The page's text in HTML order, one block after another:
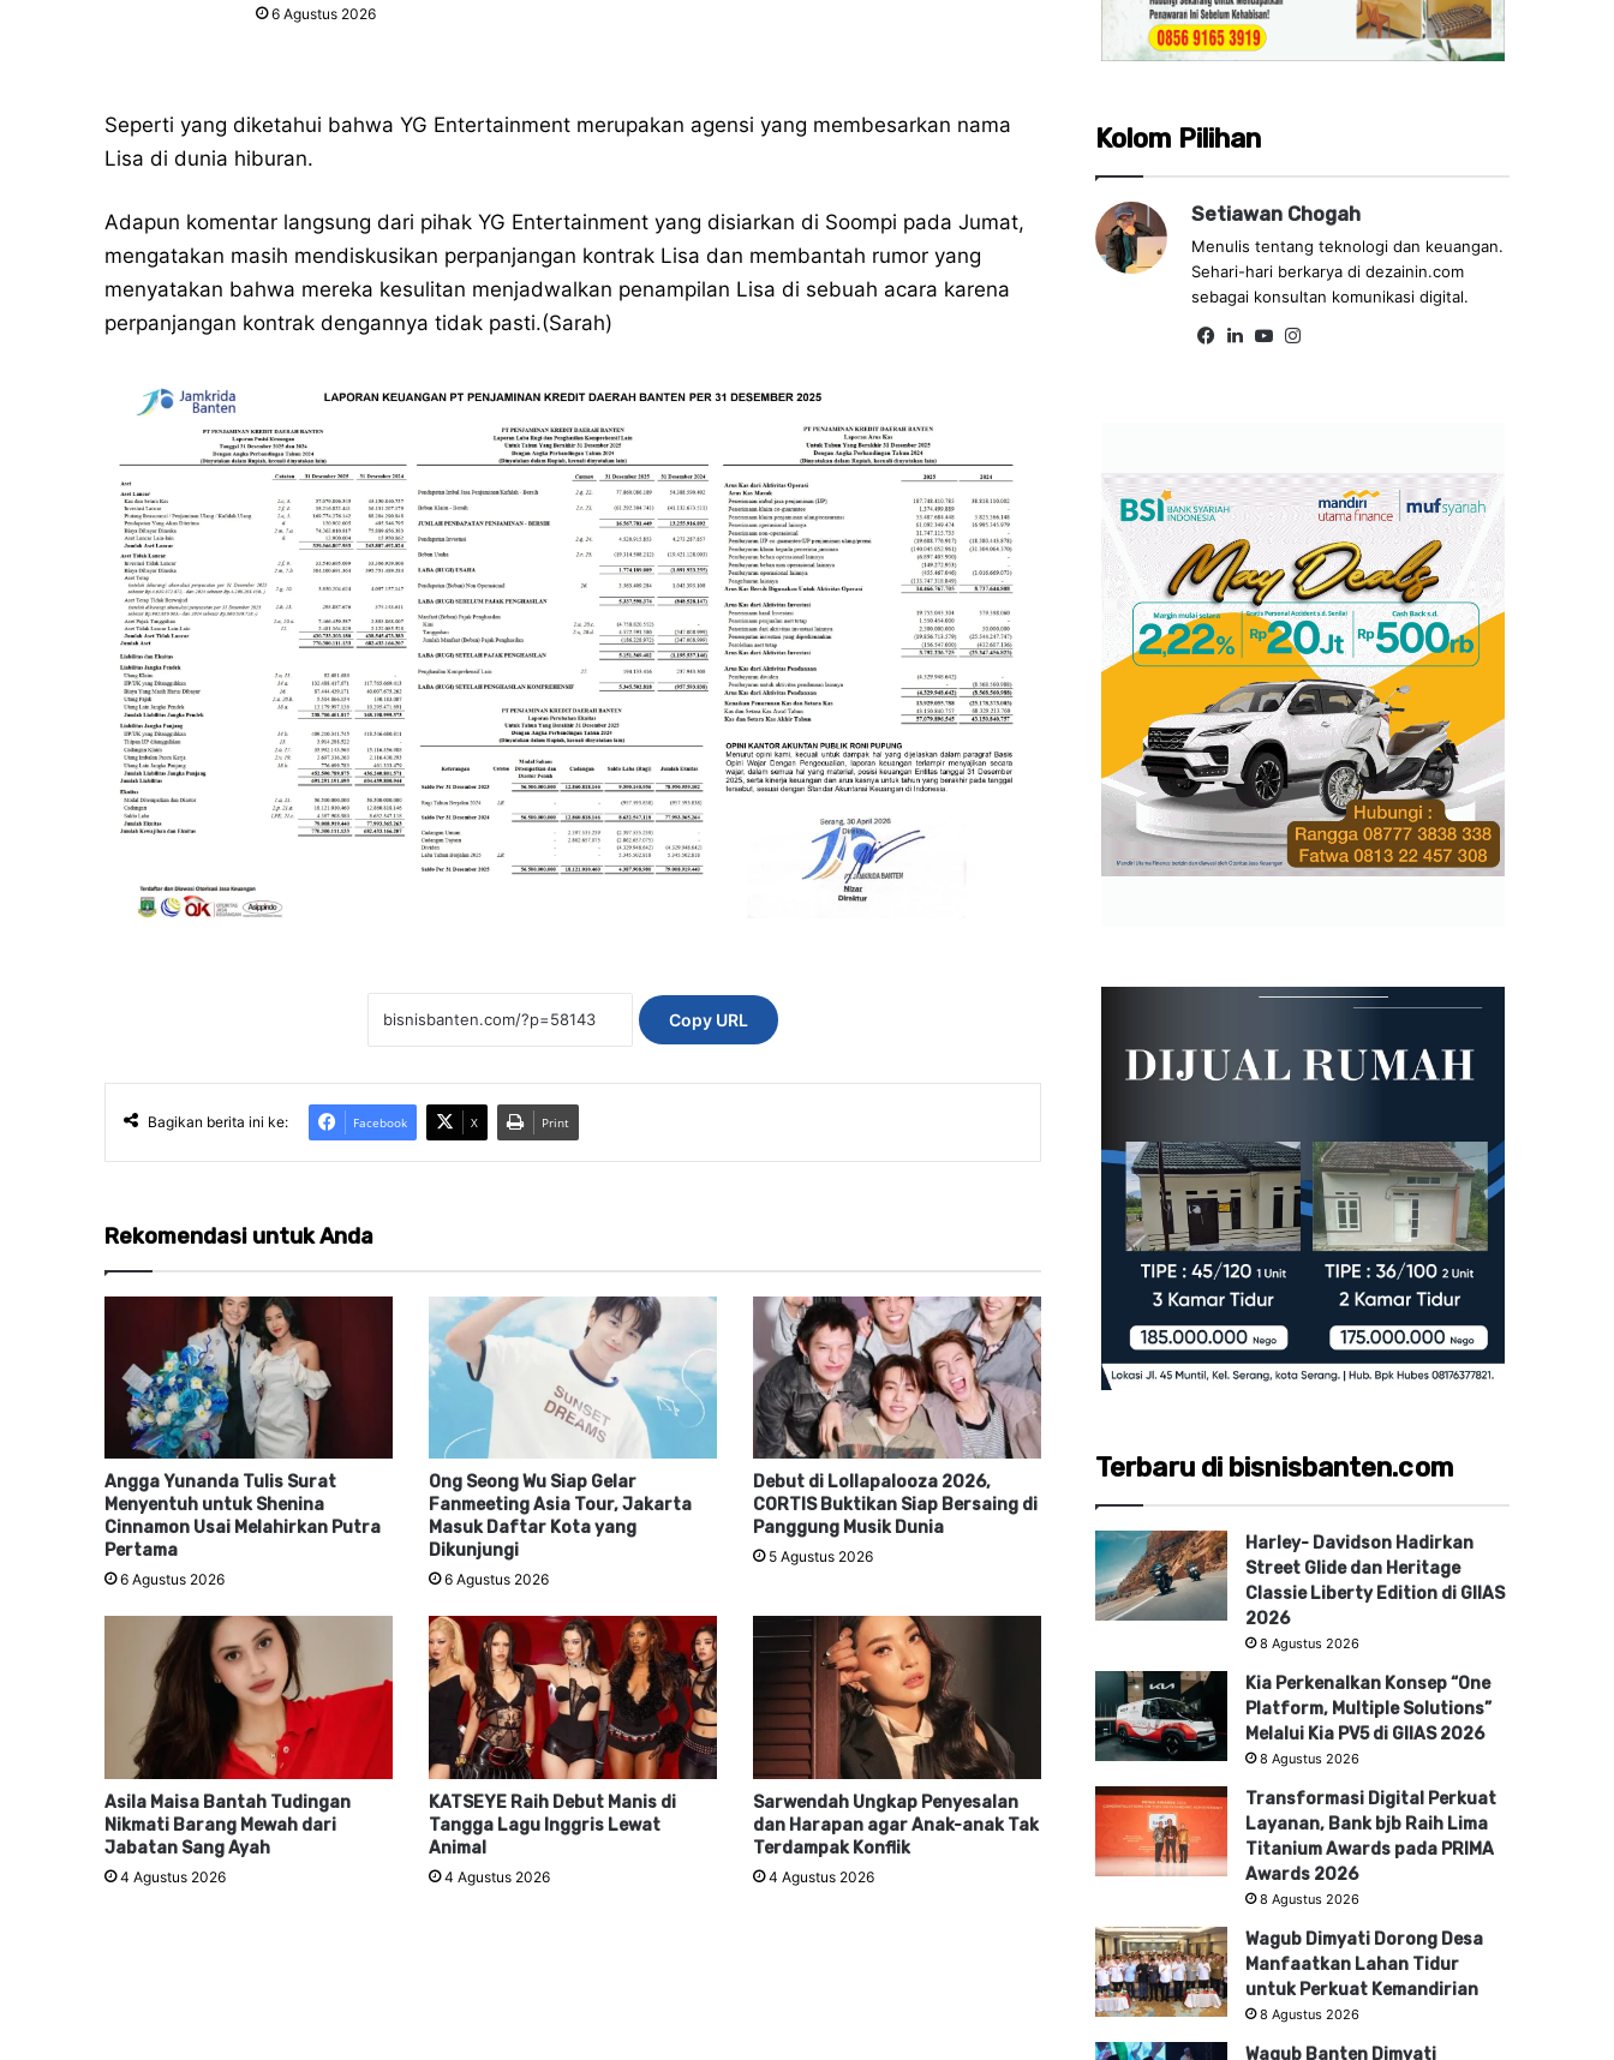
6 Agustus 2026
Seperti yang diketahui bahwa YG Entertainment merupakan agensi yang membesarkan nama
Lisa di dunia hiburan.
Adapun komentar langsung dari pihak YG Entertainment yang disiarkan di Soompi pada Jumat,
mengatakan masih mendiskusikan perpanjangan kontrak Lisa dan membantah rumor yang
menyatakan bahwa mereka kesulitan menjadwalkan penampilan Lisa di sebuah acara karena
perpanjangan kontrak dengannya tidak pasti.(Sarah)
Copy URL
Bagikan berita ini ke: Facebook X Print
Rekomendasi untuk Anda
Angga Yunanda Tulis Surat
Menyentuh untuk Shenina
Cinnamon Usai Melahirkan Putra
Pertama
6 Agustus 2026
Ong Seong Wu Siap Gelar
Fanmeeting Asia Tour, Jakarta
Masuk Daftar Kota yang
Dikunjungi
6 Agustus 2026
Debut di Lollapalooza 2026,
CORTIS Buktikan Siap Bersaing di
Panggung Musik Dunia
5 Agustus 2026
Asila Maisa Bantah Tudingan
Nikmati Barang Mewah dari
Jabatan Sang Ayah
4 Agustus 2026
KATSEYE Raih Debut Manis di
Tangga Lagu Inggris Lewat
Animal
4 Agustus 2026
Sarwendah Ungkap Penyesalan
dan Harapan agar Anak-anak Tak
Terdampak Konflik
4 Agustus 2026
Kolom Pilihan
Setiawan Chogah
Menulis tentang teknologi dan keuangan.
Sehari-hari berkarya di dezainin.com
sebagai konsultan komunikasi digital.
Fa Lin Yo
Terbaru di bisnisbanten.com
Harley- Davidson Hadirkan
Street Glide dan Heritage
Classie Liberty Edition di GIIAS
2026
8 Agustus 2026
Kia Perkenalkan Konsep “One
Platform, Multiple Solutions”
Melalui Kia PV5 di GIIAS 2026
8 Agustus 2026
Transformasi Digital Perkuat
Layanan, Bank bjb Raih Lima
Titanium Awards pada PRIMA
Awards 2026
8 Agustus 2026
Wagub Dimyati Dorong Desa
Manfaatkan Lahan Tidur
untuk Perkuat Kemandirian
8 Agustus 2026
Wagub Banten Dimyati